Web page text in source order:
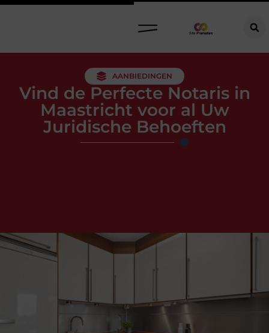
AANBIEDINGEN
Vind de Perfecte Notaris in
Maastricht voor al Uw
Juridische Behoeften